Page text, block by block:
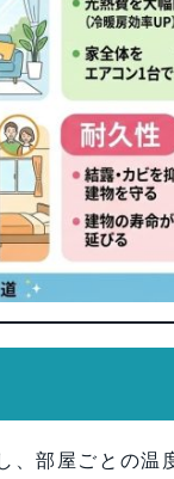
、部屋ごとの温